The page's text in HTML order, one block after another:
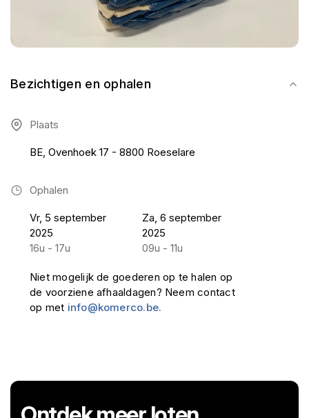
Bezichtigen en ophalen
Plaats
BE, Ovenhoek 17 - 8800 Roeselare
Ophalen
Vr, 5 september
2025
16u - 17u
Za, 6 september
2025
09u - 11u
Niet mogelijk de goederen op te halen op
de voorziene afhaaldagen? Neem contact
op met info@komerco.be.